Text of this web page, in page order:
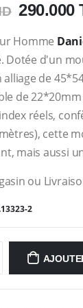
290.000
Homme
d'un
alliage de
de
réels,
cette
mais aussi
ou
2